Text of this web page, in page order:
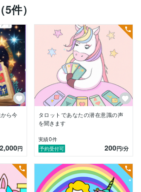
社会の波に揉まれながら、
として多くの方の人生に寄り添って
員としての視点と、
チュアルな視点の両面から、
鑑定を大切にしています。
や月などの主要な天体に加え、
ン、潜在的な欲望を映すリリス、
ープをじっくりと確認し、
紐解くための準備時間をいただくス
ながら
件）
ら今
円
タロットであなたの潜在意識の声
を聞きます
実績0件
予約受付可
200円/分